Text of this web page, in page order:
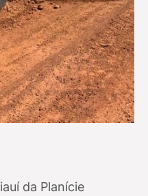
da Planície